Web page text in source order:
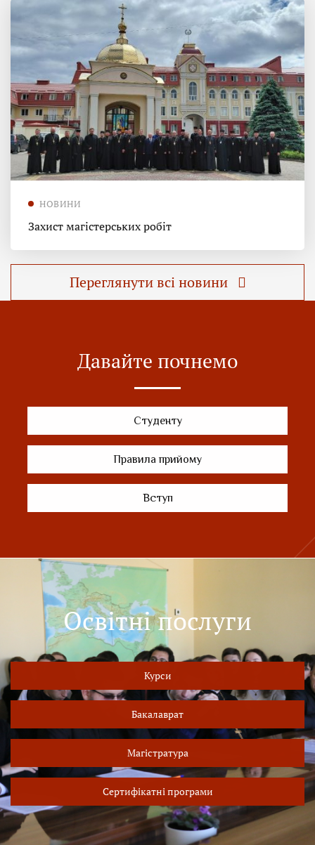
НОВИНИ
Захист магістерських робіт
Переглянути всі новини
Давайте почнемо
Студенту
Правила прийому
Вступ
Освітні послуги
Курси
Бакалаврат
Магістратура
Сертифікатні програми